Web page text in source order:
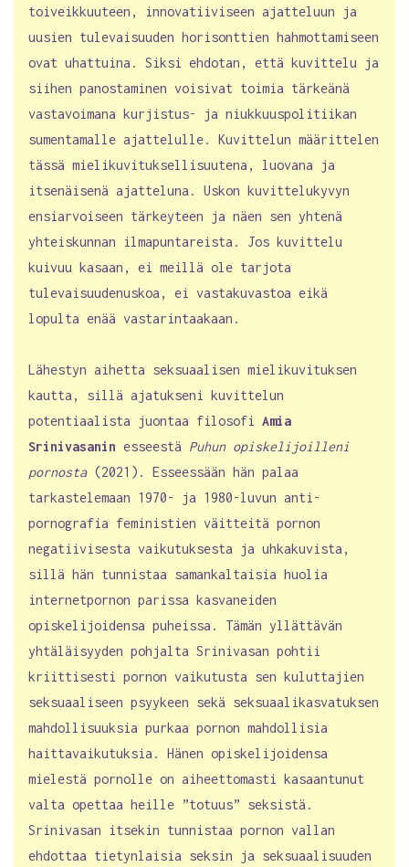
toiveikkuuteen, innovatiiviseen ajatteluun ja
uusien tulevaisuuden horisonttien hahmottamiseen
ovat uhattuina. Siksi ehdotan, että kuvittelu ja
siihen panostaminen voisivat toimia tärkeänä
vastavoimana kurjistus- ja niukkuuspolitiikan
sumentamalle ajattelulle. Kuvittelun määrittelen
tässä mielikuvituksellisuutena, luovana ja
itsenäisenä ajatteluna. Uskon kuvittelukyvyn
ensiarvoiseen tärkeyteen ja näen sen yhtenä
yhteiskunnan ilmapuntareista. Jos kuvittelu
kuivuu kasaan, ei meillä ole tarjota
tulevaisuudenuskoa, ei vastakuvastoa eikä
lopulta enää vastarintaakaan.
Lähestyn aihetta seksuaalisen mielikuvituksen
kautta, sillä ajatukseni kuvittelun
potentiaalista juontaa filosofi Amia
Srinivasanin esseestä Puhun opiskelijoilleni
pornosta(2021). Esseessään hän palaa
tarkastelemaan 1970- ja 1980-luvun anti-
pornografia feministien väitteitä pornon
negatiivisesta vaikutuksesta ja uhkakuvista,
sillä hän tunnistaa samankaltaisia huolia
internetpornon parissa kasvaneiden
opiskelijoidensa puheissa. Tämän yllättävän
yhtäläisyyden pohjalta Srinivasan pohtii
kriittisesti pornon vaikutusta sen kuluttajien
seksuaaliseen psyykeen sekä seksuaalikasvatuksen
mahdollisuuksia purkaa pornon mahdollisia
haittavaikutuksia. Hänen opiskelijoidensa
mielestä pornolle on aiheettomasti kasaantunut
valta opettaa heille ”totuus” seksistä.
Srinivasan itsekin tunnistaa pornon vallan
ehdottaa tietynlaisia seksin ja seksuaalisuuden